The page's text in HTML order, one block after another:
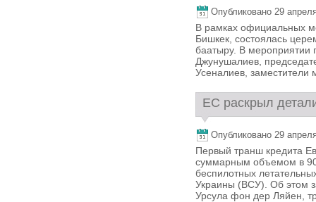
Опубликовано 29
В рамках официальных
Бишкек, состоялась
баатыру. В мероприятии
Джунушалиев,
Усеналиев, заместители
ЕС раскрыл
Опубликовано 29
Первый транш кредита
суммарным объемом в 90
беспилотных
Украины (ВСУ). Об этом
Урсула фон дер Ляйен,